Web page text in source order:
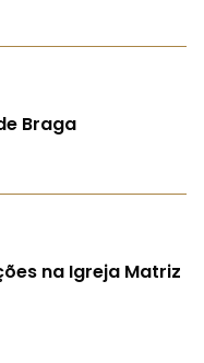
Braga
na Igreja Matriz